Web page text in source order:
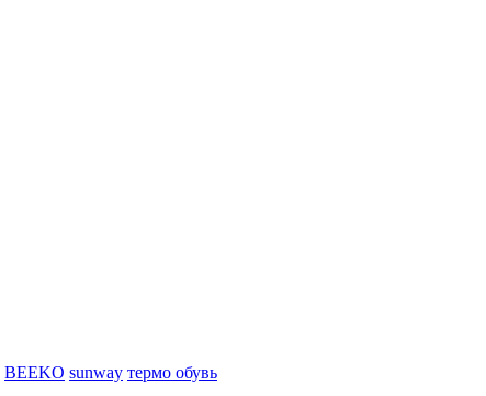
BEEKO sunway термо обувь